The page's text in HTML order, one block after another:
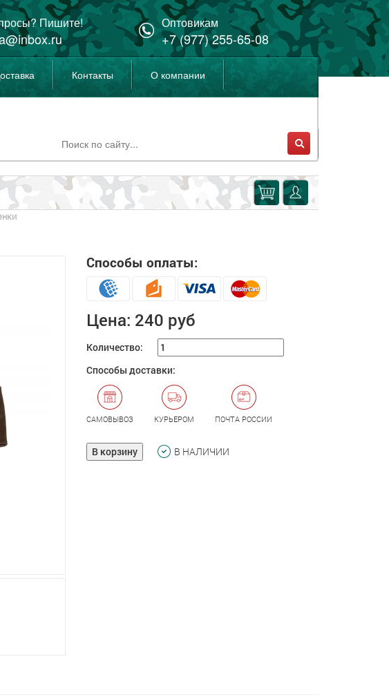
Пишите! Оптовикам
+7 (977) 255-65-08
Контакты О компании
Способы оплаты:
Цена: 240 руб
Количество:
Способы доставки:
САМОВЫВОЗ КУРЬЕРОМ ПОЧТА РОССИИ
В корзину В НАЛИЧИИ